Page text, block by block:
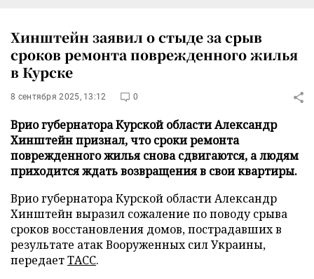
Хинштейн заявил о стыде за срыв
сроков ремонта поврежденного жилья
в Курске
8 сентября 2025, 13:12 0
Врио губернатора Курской области Александр
Хинштейн признал, что сроки ремонта
поврежденного жилья снова сдвигаются, а людям
приходится ждать возвращения в свои квартиры.
Врио губернатора Курской области Александр
Хинштейн выразил сожаление по поводу срыва
сроков восстановления домов, пострадавших в
результате атак Вооруженных сил Украины,
передаетТАСС.